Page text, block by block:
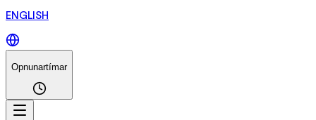
ENGLISH
Opnunartímar